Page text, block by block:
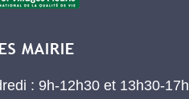
: 9h-12h30 et 13h30-17h